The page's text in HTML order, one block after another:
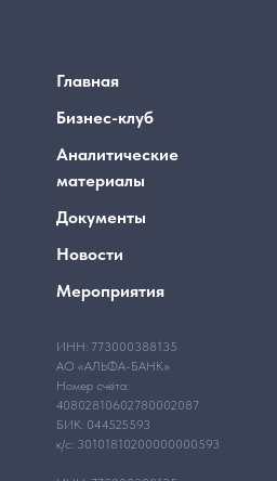
Главная
Бизнес-клуб
Аналитические
материалы
Документы
Новости
Мероприятия
ИНН: 773000388135
АО «АЛЬФА-БАНК»
Номер счёта:
40802810602780002087
БИК: 044525593
к/с: 30101810200000000593